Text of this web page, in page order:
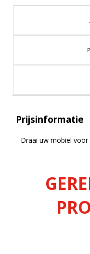
Prijsinformatie
Draai uw mobiel